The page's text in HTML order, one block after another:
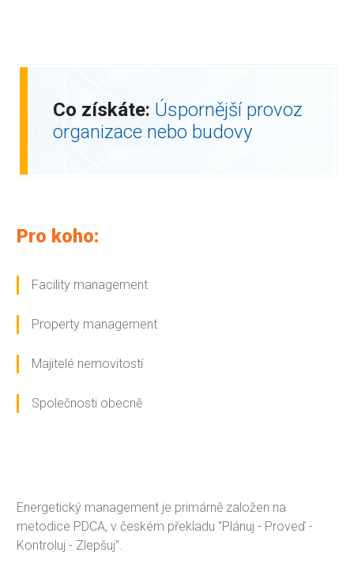
Co získáte: Úspornější provoz
organizace nebo budovy
Pro koho:
Facility management
Property management
Majitelé nemovitostí
Společnosti obecně
Energetický management je primárně založen na
metodice PDCA, v českém překladu "Plánuj - Proveď -
Kontroluj - Zlepšuj".